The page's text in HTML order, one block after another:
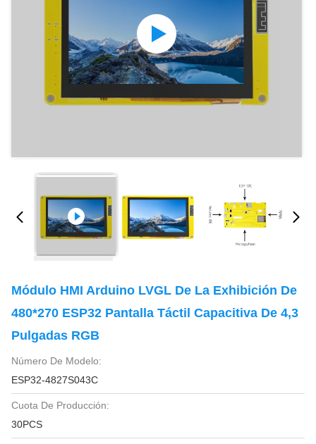
Módulo HMI Arduino LVGL De La Exhibición De
480*270 ESP32 Pantalla Táctil Capacitiva De 4,3
Pulgadas RGB
Número De Modelo:
ESP32-4827S043C
Cuota De Producción:
30PCS